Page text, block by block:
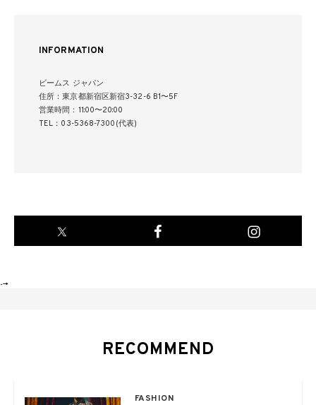
INFORMATION
ビームス ジャパン
住所：東京都新宿区新宿3-32-6 B1〜5F
営業時間：11:00〜20:00
TEL：03-5368-7300(代表)
-->
RECOMMEND
FASHION